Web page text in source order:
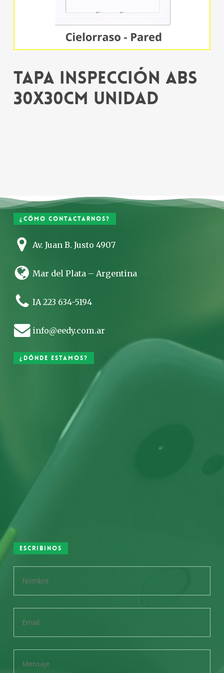
Tapa Inspección ABS
30x30cm Unidad
¿Cómo contactarnos?
Av. Juan B. Justo 4907
Mar del Plata – Argentina
IA 223 634-5194
info@eedy.com.ar
¿Dónde estamos?
Escribinos